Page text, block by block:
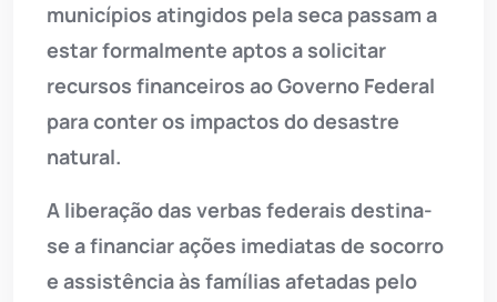
municípios atingidos pela seca passam a
estar formalmente aptos a solicitar
recursos financeiros ao Governo Federal
para conter os impactos do desastre
natural.
A liberação das verbas federais destina-
se a financiar ações imediatas de socorro
e assistência às famílias afetadas pelo